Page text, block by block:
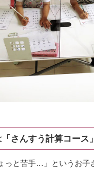
さんすう計算コース
っと苦手…」というお子